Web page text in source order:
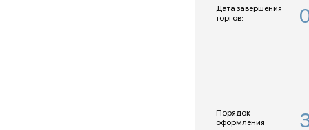
Дата завершения
торгов:
Порядок
оформления